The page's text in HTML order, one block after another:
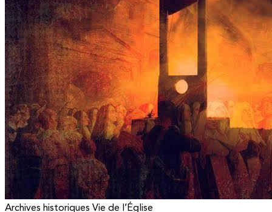
Archives historiques Vie de l’Église